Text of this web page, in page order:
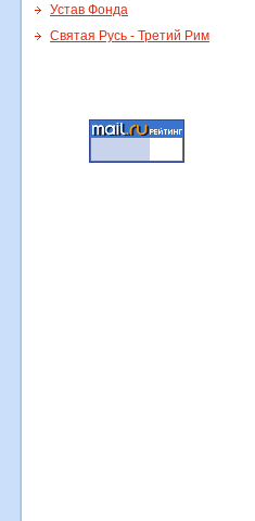
Устав Фонда
Святая Русь - Третий Рим